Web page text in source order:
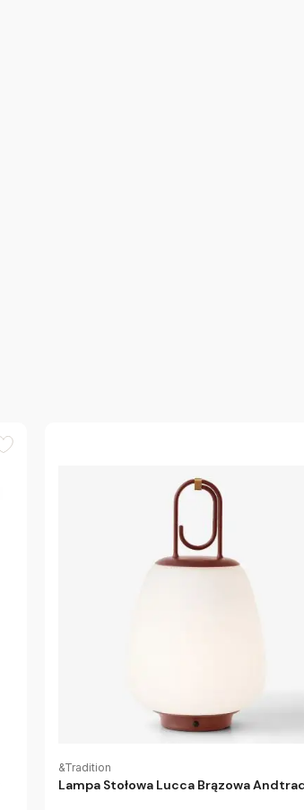
&Tradition
Lampa Stołowa Lucca Brązowa